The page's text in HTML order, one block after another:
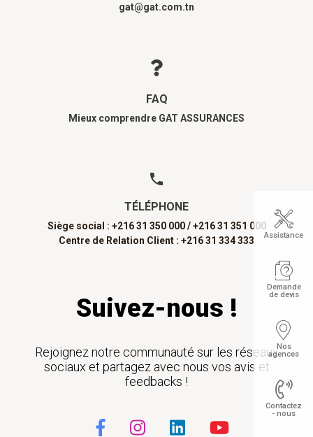
gat@gat.com.tn
FAQ
Mieux comprendre GAT ASSURANCES
TÉLÉPHONE
Siège social : +216 31 350 000 / +216 31 351 000
Centre de Relation Client : +216 31 334 333
Suivez-nous !
Rejoignez notre communauté sur les réseaux
sociaux et partagez avec nous vos avis et
feedbacks !
Assistance
Demande
de devis
Nos
agences
Contactez
- nous